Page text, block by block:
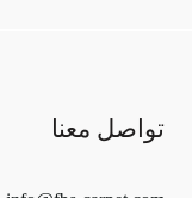
تواصل معنا